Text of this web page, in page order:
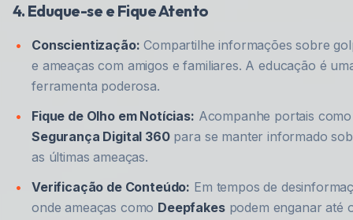
4. Eduque-se e Fique Atento
Conscientização: Compartilhe informações sobre
e ameaças com amigos e familiares. A educação é
ferramenta poderosa.
Fique de Olho em Notícias: Acompanhe portais
Segurança Digital 360para se manter informado
as últimas ameaças.
Verificação de Conteúdo: Em tempos de
onde ameaças como Deepfakespodem enganar até